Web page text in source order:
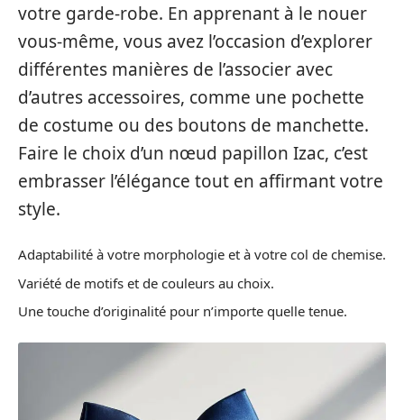
votre garde-robe. En apprenant à le nouer
vous-même, vous avez l’occasion d’explorer
différentes manières de l’associer avec
d’autres accessoires, comme une pochette
de costume ou des boutons de manchette.
Faire le choix d’un nœud papillon Izac, c’est
embrasser l’élégance tout en affirmant votre
style.
Adaptabilité à votre morphologie et à votre col de chemise.
Variété de motifs et de couleurs au choix.
Une touche d’originalité pour n’importe quelle tenue.